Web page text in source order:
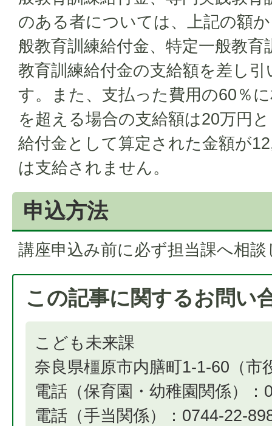
のある者については、上記の額
般教育訓練給付金、特定一般教育
教育訓練給付金の支給額を差し
す。また、支払った費用の60％
を超える場合の支給額は20万円
給付金として算定された金額が
は支給されません。
申込方法
講座申込み前に必ず担当課へ相
この記事に関するお問い
こども未来課
奈良県橿原市内膳町1-1-60（市
電話（保育園・幼稚園関係）：
電話（手当関係）：0744-22-